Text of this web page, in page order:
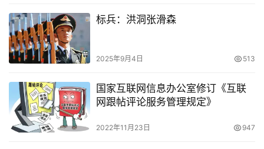
标兵：洪洞张滑森
2025年9月4日 513
国家互联网信息办公室修订《互联
网跟帖评论服务管理规定》
2022年11月23日 947